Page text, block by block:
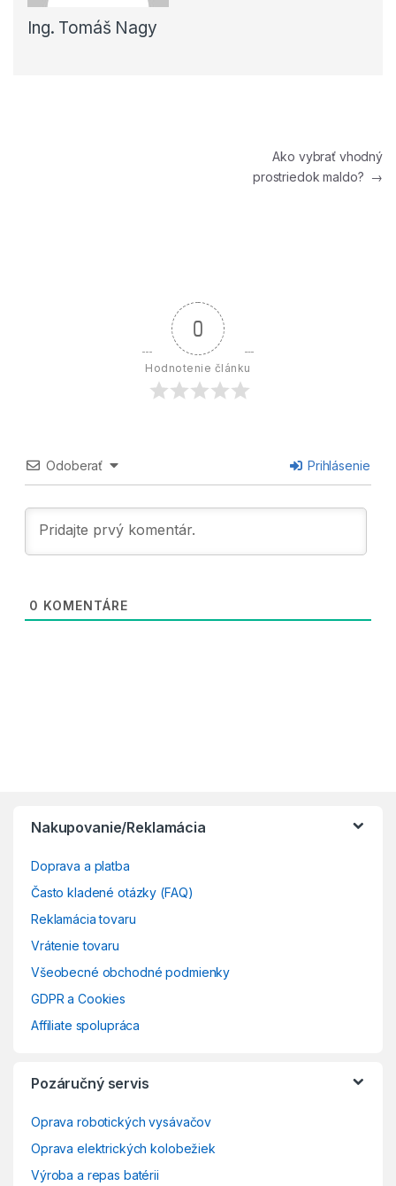
Ing. Tomáš Nagy
Ako vybrať vhodný
prostriedok maldo? →
0
Hodnotenie článku
Odoberať Prihlásenie
0 KOMENTÁRE
Nakupovanie/Reklamácia
Doprava a platba
Často kladené otázky (FAQ)
Reklamácia tovaru
Vrátenie tovaru
Všeobecné obchodné podmienky
GDPR a Cookies
Affiliate spolupráca
Pozáručný servis
Oprava robotických vysávačov
Oprava elektrických kolobežiek
Výroba a repas batérii